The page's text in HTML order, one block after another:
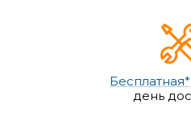
Бесплатная*
день